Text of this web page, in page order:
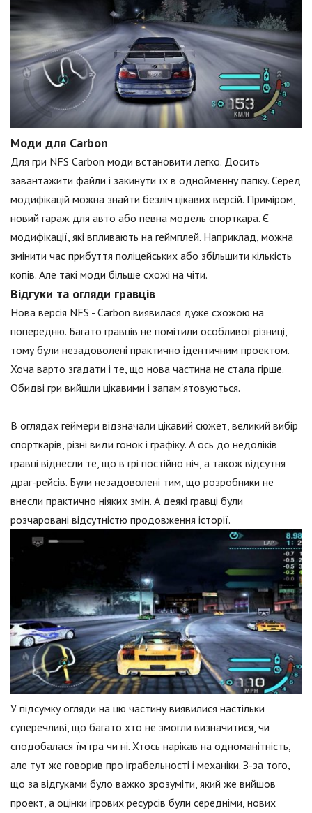
Моди для Carbon
Для гри NFS Carbon моди встановити легко. Досить
завантажити файли і закинути їх в однойменну папку. Серед
модифікацій можна знайти безліч цікавих версій. Приміром,
новий гараж для авто або певна модель спорткара. Є
модифікації, які впливають на геймплей. Наприклад, можна
змінити час прибуття поліцейських або збільшити кількість
копів. Але такі моди більше схожі на чіти.
Відгуки та огляди гравців
Нова версія NFS - Carbon виявилася дуже схожою на
попередню. Багато гравців не помітили особливої різниці,
тому були незадоволені практично ідентичним проектом.
Хоча варто згадати і те, що нова частина не стала гірше.
Обидві гри вийшли цікавими і запам'ятовуються.
В оглядах геймери відзначали цікавий сюжет, великий вибір
спорткарів, різні види гонок і графіку. А ось до недоліків
гравці віднесли те, що в грі постійно ніч, а також відсутня
драг-рейсів. Були незадоволені тим, що розробники не
внесли практично ніяких змін. А деякі гравці були
розчаровані відсутністю продовження історії.
У підсумку огляди на цю частину виявилися настільки
суперечливі, що багато хто не змогли визначитися, чи
сподобалася їм гра чи ні. Хтось нарікав на одноманітність,
але тут же говорив про іграбельності і механіки. З-за того,
що за відгуками було важко зрозуміти, який же вийшов
проект, а оцінки ігрових ресурсів були середніми, нових